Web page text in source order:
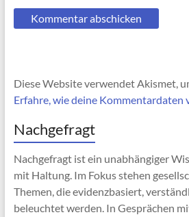
Diese Website verwendet Akismet,
Erfahre, wie deine Kommentardaten
Nachgefragt
Nachgefragt ist ein unabhängiger
mit Haltung. Im Fokus stehen
Themen, die evidenzbasiert,
beleuchtet werden. In Gesprächen